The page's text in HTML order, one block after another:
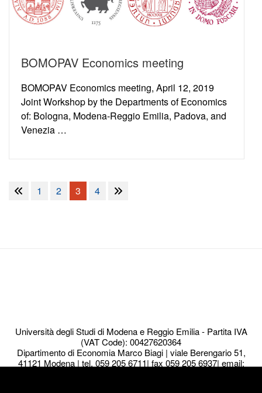
BOMOPAV Economics meeting
BOMOPAV Economics meeting, April 12, 2019
Joint Workshop by the Departments of Economics
of: Bologna, Modena-Reggio Emilia, Padova, and
Venezia …
Paginazione
1 2 3 4
Università degli Studi di Modena e Reggio Emilia - Partita IVA
(VAT Code): 00427620364
Dipartimento di Economia Marco Biagi | viale Berengario 51,
41121 Modena | tel. 059 205 6711| fax 059 205 6937| email: